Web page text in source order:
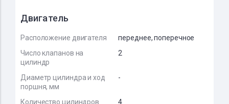
Двигатель
Расположение двигателя
переднее, поперечное
Число клапанов на
цилиндр
2
Диаметр цилиндра и ход
поршня, мм
-
Количество цилиндров
4